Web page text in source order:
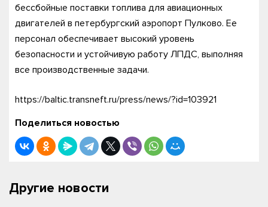
бессбойные поставки топлива для авиационных
двигателей в петербургский аэропорт Пулково. Ее
персонал обеспечивает высокий уровень
безопасности и устойчивую работу ЛПДС, выполняя
все производственные задачи.
https://baltic.transneft.ru/press/news/?id=103921
Поделиться новостью
Другие новости